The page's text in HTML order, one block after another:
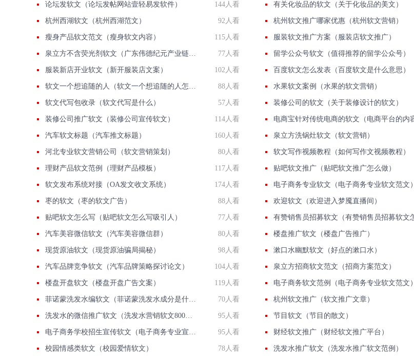
论坛发软文（论坛发帖网站壹轻易发软件） 144人看 有关化妆品的软文（关于化妆品的美文）
杭州西湖软文（杭州西湖范文） 92人看 杭州软文推广哪家优惠（杭州软文营销）
瘦身产品软文范文（瘦身软文内容） 115人看 服装软文推广方案（服装店软文推广）
泉立方不含荧光剂软文（广东伟德纪元产业链泉立方） 77人看 留学公众号软文（值得推荐的留学公众号）
服装新店开业软文（新开服装店文案） 102人看 百度软文怎么发表（百度软文是什么意思）
软文一个想追随的人（软文一个想追随的人怎么写） 88人看 水果软文案例（水果的软文营销）
软文代写包收录（软文代写是什么） 57人看 装修公司的软文（关于装修设计的软文）
装修公司推广软文（装修公司宣传软文） 114人看
汽车软文标题（汽车推文标题） 160人看 泉立方洗锅灶软文（软文营销）
河北专业软文营销公司（软文营销策划） 80人看 软文写作视频教程（如何写作文视频教程）
理财产品软文范例（理财产品模板） 117人看 贴吧软文推广（贴吧软文推广怎么做）
软文发布系统对接（OA发文收文系统） 174人看 电子商务专业软文（电子商务专业软文范文）
枣的软文（枣的软文广告） 88人看 欢迎软文（欢迎进入梦魇直播间）
贴吧软文怎么写（贴吧软文怎么写吸引人） 77人看
汽车美容微信软文（汽车美容微信群） 80人看 楼盘推广软文（楼盘广告推广）
现货原油软文（现货原油骗局揭秘） 98人看 漱口水幽默软文（好点的漱口水）
汽车品牌竞争软文（汽车品牌策略探讨论文） 104人看 泉立方招商软文范文（招商方案范文）
楼盘开盘软文（楼盘开盘广告文案） 119人看 电子商务软文范例（电子商务专业软文范文）
菲诺蒙洗发水编软文（菲诺蒙洗发水成分是什么） 70人看 杭州软文推广（软文推广文章）
洗发水的微信推广软文（洗发水营销软文800字范文） 95人看 节目软文（节目的散文）
电子商务学校招生宣传软文（电子商务专业宣传文案） 95人看 财经软文推广（财经软文推广平台）
校园情感类软文（校园爱情软文） 78人看 洗发水推广软文（洗发水推广软文范例）